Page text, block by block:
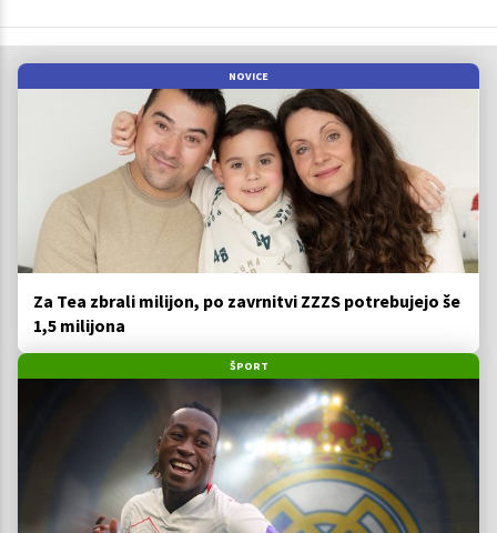
NOVICE
Za Tea zbrali milijon, po zavrnitvi ZZZS potrebujejo še
1,5 milijona
ŠPORT